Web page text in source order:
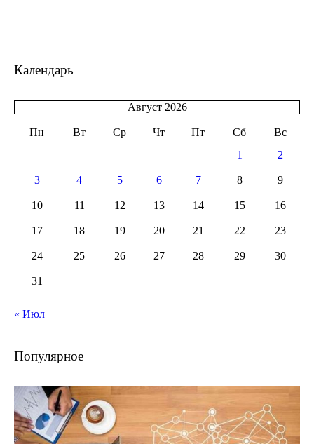
Календарь
Август 2026
Пн Вт Ср Чт Пт Сб
Вс
1
2
3 4 5 6 7 8 9
10 11 12 13 14 15 16
17 18 19 20 21 22 23
24 25 26 27 28 29 30
31
« Июл
Популярное